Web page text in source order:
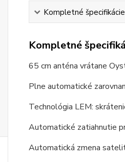
Kompletné špecifikácie
Kompletné
65 cm anténa vrátane
Plne automatické
Technológia LEM:
Automatické zatiahnutie
Automatická zmena